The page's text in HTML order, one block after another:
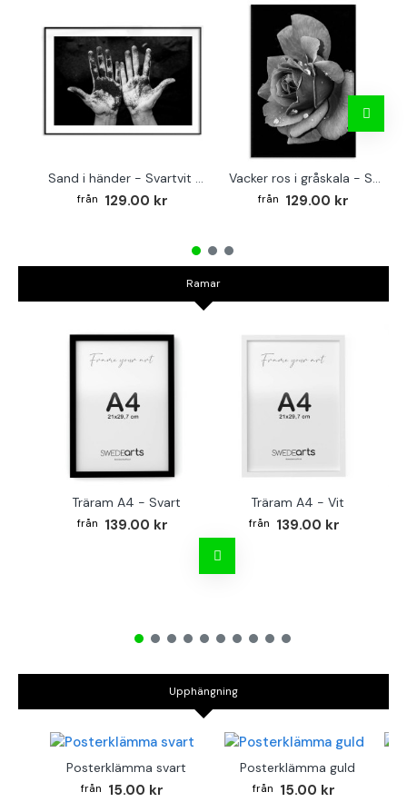
Sand i händer - Svartvit affisch
129.00 kr
Vacker ros i gråskala - Svartvit tavla
129.00 kr
Ramar
Träram A4 - Svart
139.00 kr
Träram A4 - Vit
139.00 kr
Upphängning
Posterklämma svart
15.00 kr
Posterklämma guld
15.00 kr